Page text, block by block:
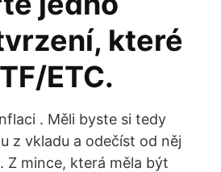
které
ETC.
. Měli byste si tedy
z vkladu a odečíst od něj
Z mince, která měla být